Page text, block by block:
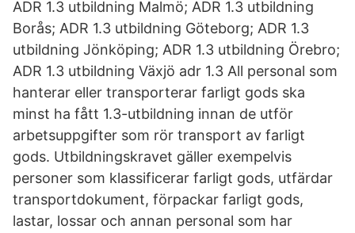
ADR 1.3 utbildning Malmö; ADR 1.3 utbildning
Borås; ADR 1.3 utbildning Göteborg; ADR 1.3
utbildning Jönköping; ADR 1.3 utbildning Örebro;
ADR 1.3 utbildning Växjö adr 1.3 All personal som
hanterar eller transporterar farligt gods ska
minst ha fått 1.3-utbildning innan de utför
arbetsuppgifter som rör transport av farligt
gods. Utbildningskravet gäller exempelvis
personer som klassificerar farligt gods, utfärdar
transportdokument, förpackar farligt gods,
lastar, lossar och annan personal som har